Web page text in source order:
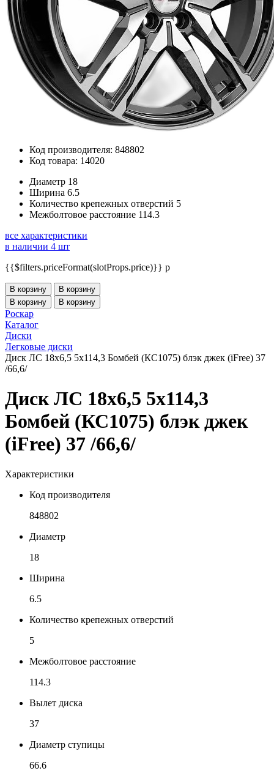
Код производителя: 848802
Код товара: 14020
Диаметр 18
Ширина 6.5
Количество крепежных отверстий 5
Межболтовое расстояние 114.3
все характеристики
в наличии 4 шт
{{$filters.priceFormat(slotProps.price)}} p
В корзину
В корзину
В корзину
В корзину
Роскар
Каталог
Диски
Легковые диски
Диск ЛС 18x6,5 5x114,3 Бомбей (КС1075) блэк джек (iFree) 37
/66,6/
Диск ЛС 18x6,5 5x114,3
Бомбей (КС1075) блэк джек
(iFree) 37 /66,6/
Характеристики
Код производителя
848802
Диаметр
18
Ширина
6.5
Количество крепежных отверстий
5
Межболтовое расстояние
114.3
Вылет диска
37
Диаметр ступицы
66.6